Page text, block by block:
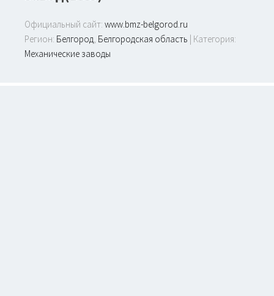
Официальный сайт: www.bmz-belgorod.ru
Регион: Белгород, Белгородская область | Категория:
Механические заводы